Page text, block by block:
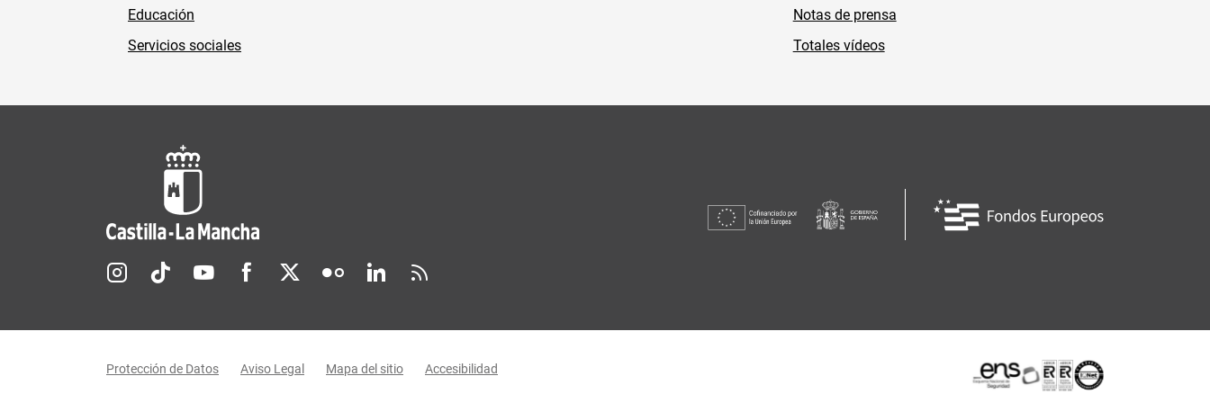
Educación
Servicios sociales
Notas de prensa
Totales vídeos
Redes sociales JCCM
Protección de Datos Aviso Legal Mapa del sitio Accesibilidad Certificaciones